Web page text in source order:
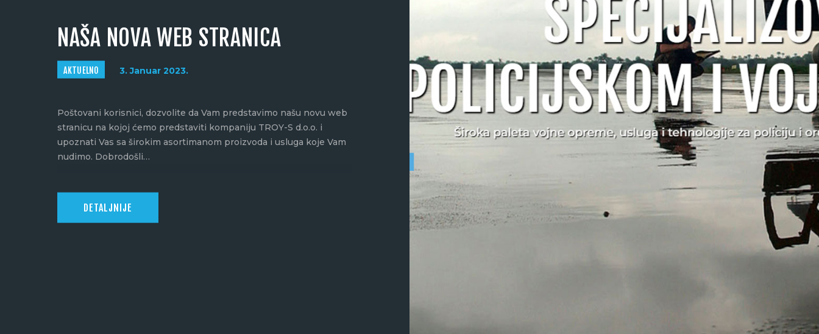
NAŠA NOVA WEB STRANICA
AKTUELNO 3. Januar 2023.
Poštovani korisnici, dozvolite da Vam predstavimo našu novu web
stranicu na kojoj ćemo predstaviti kompaniju TROY-S d.o.o. i
upoznati Vas sa širokim asortimanom proizvoda i usluga koje Vam
nudimo. Dobrodošli…
DETALJNIJE